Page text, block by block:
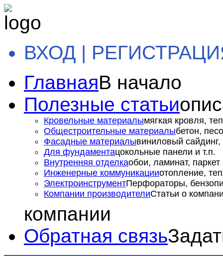
ВХОД |
ГлавнаяВ начало
Полезные статьи
Кровельные материалымягкая кровля,
Общестроительные материалыбетон,
Фасадные материалывиниловый сайдинг,
Для фундаментацокольные панели и т.п.
Внутренняя отделкаобои, ламинат, паркет
Инженерные коммуникацииотопление,
ЭлектроинструментПерфораторы,
Компании производителиСтатьи о
компании
Обратная связь